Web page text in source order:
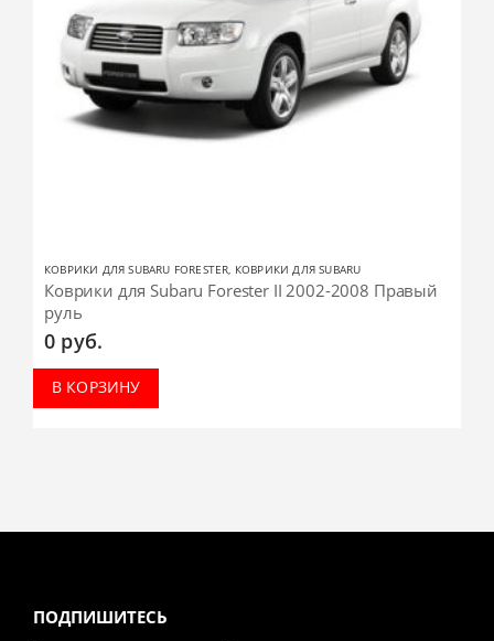
КОВРИКИ ДЛЯ SUBARU FORESTER, КОВРИКИ ДЛЯ SUBARU
Коврики для Subaru Forester II 2002-2008 Правый
руль
0 руб.
В КОРЗИНУ
ПОДПИШИТЕСЬ